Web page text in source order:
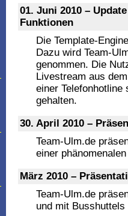
01. Juni 2010 –
Funktionen
Die Template-
Dazu wird Team-
genommen. Die
Livestream aus
einer Telefonhotline
gehalten.
30. April 2010 –
Team-Ulm.de
einer
März 2010 –
Team-Ulm.de
und mit